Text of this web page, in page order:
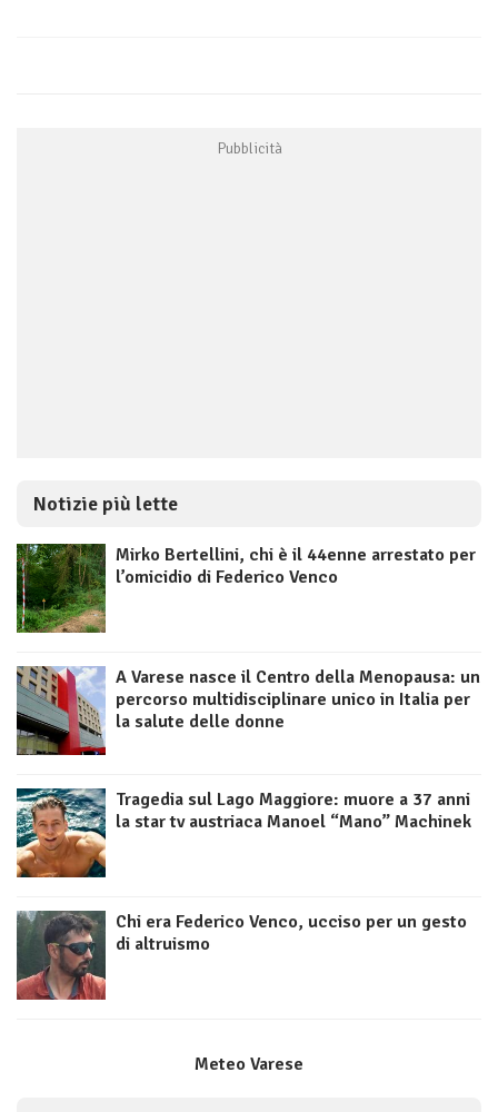
Notizie più lette
Mirko Bertellini, chi è il 44enne arrestato per
l’omicidio di Federico Venco
A Varese nasce il Centro della Menopausa: un
percorso multidisciplinare unico in Italia per
la salute delle donne
Tragedia sul Lago Maggiore: muore a 37 anni
la star tv austriaca Manoel “Mano” Machinek
Chi era Federico Venco, ucciso per un gesto
di altruismo
Meteo Varese